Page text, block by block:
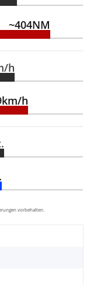
~404NM
h
h
vorbehalten.